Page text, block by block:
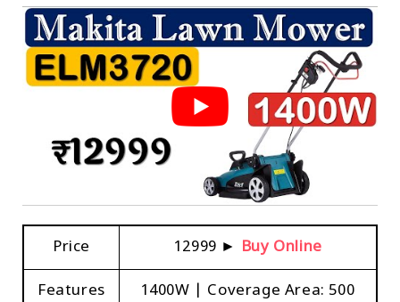
Price ₹12999 ► Buy Online
Features
1400W | Coverage Area: 500